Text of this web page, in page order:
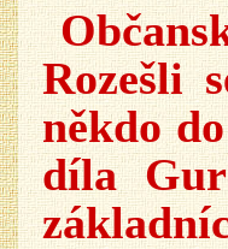
Rozešli
někdo
díla